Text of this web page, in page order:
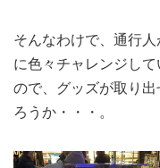
そんなわけで、通行
に色々チャレンジし
ので、グッズが取り
ろうか・・・。